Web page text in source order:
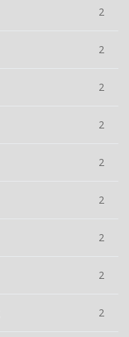
2
2
2
2
2
2
2
2
2